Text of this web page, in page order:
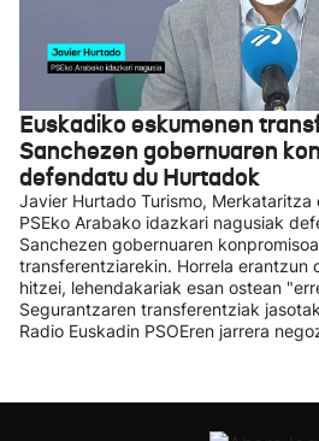
Euskadiko eskumenen
Sanchezen gobernuaren
defendatu du Hurtadok
Javier Hurtado Turismo, Merkataritza
PSEko Arabako idazkari nagusiak
Sanchezen gobernuaren
transferentziarekin. Horrela erantzun
hitzei, lehendakariak esan ostean
Segurantzaren transferentziak
Radio Euskadin PSOEren jarrera